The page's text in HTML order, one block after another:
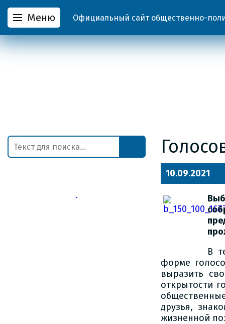
Меню Официальный сайт общественно-
10.09.2021
В
форме
выразить
открытости
друзья,
жизненной